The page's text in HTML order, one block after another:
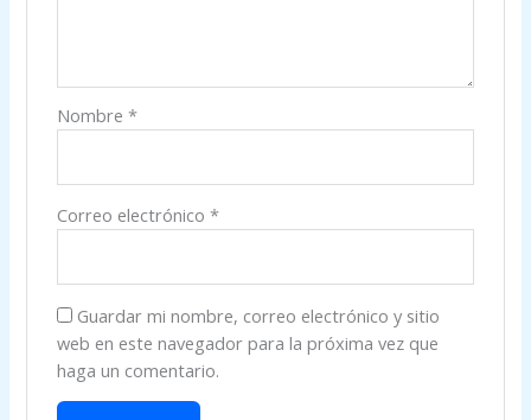
Nombre *
Correo electrónico *
Guardar mi nombre, correo electrónico y sitio
web en este navegador para la próxima vez que
haga un comentario.